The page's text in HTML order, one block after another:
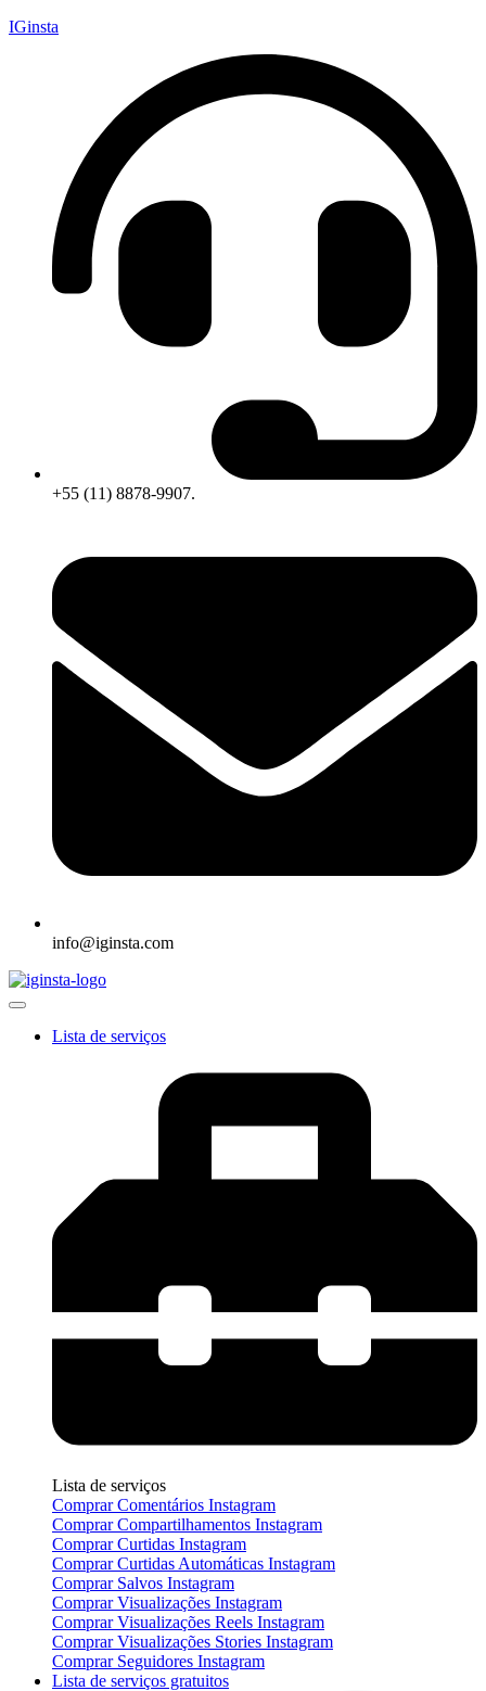
IGinsta
+55 (11) 8878-9907.
info@iginsta.com
Lista de serviços
Lista de serviços
Comprar Comentários Instagram
Comprar Compartilhamentos Instagram
Comprar Curtidas Instagram
Comprar Curtidas Automáticas Instagram
Comprar Salvos Instagram
Comprar Visualizações Instagram
Comprar Visualizações Reels Instagram
Comprar Visualizações Stories Instagram
Comprar Seguidores Instagram
Lista de serviços gratuitos